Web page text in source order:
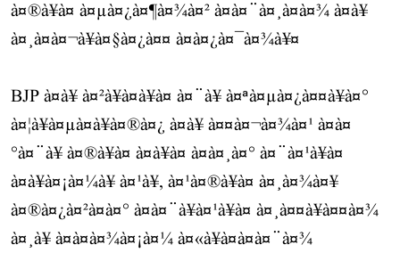
à¤®à¥à¤ à¤µà¤¿à¤¶à¤¾à¤² à¤à¤¨à¤¸à¤­à¤¾ à¤à¥
à¤¸à¤à¤¬à¥à¤§à¤¿à¤¤ à¤à¤¿à¤¯à¤¾à¥¤
BJP à¤à¥ à¤²à¥à¤à¥à¤ à¤¨à¥ à¤ªà¤µà¤¿à¤¤à¥à¤°
à¤¦à¥à¤µà¤­à¥à¤®à¤¿ à¤à¥ à¤¤à¤¬à¤¾à¤¹ à¤à¤
°à¤¨à¥ à¤®à¥à¤ à¤à¥à¤ à¤à¤¸à¤° à¤¨à¤¹à¥à¤
à¤à¥à¤¡à¤¼à¥ à¤¹à¥, à¤¹à¤®à¥à¤ à¤¸à¤¾à¤¥
à¤®à¤¿à¤²à¤à¤° à¤à¤¨à¥à¤¹à¥à¤ à¤¸à¤¤à¥à¤¤à¤¾
à¤¸à¥ à¤à¤à¤¾à¤¡à¤¼ à¤«à¥à¤à¤à¤¨à¤¾